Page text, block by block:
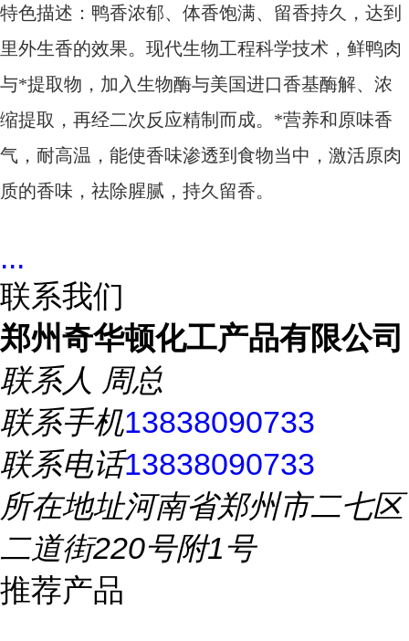
特色描述：鸭香浓郁、体香饱满、留香持久，达到
里外生香的效果。现代生物工程科学技术，鲜鸭肉
与*提取物，加入生物酶与美国进口香基酶解、浓
缩提取，再经二次反应精制而成。*营养和原味香
气，耐高温，能使香味渗透到食物当中，激活原肉
质的香味，祛除腥腻，持久留香。
...
联系我们
郑州奇华顿化工产品有限公司
联系人 周总
联系手机13838090733
联系电话13838090733
所在地址河南省郑州市二七区
二道街220号附1号
推荐产品